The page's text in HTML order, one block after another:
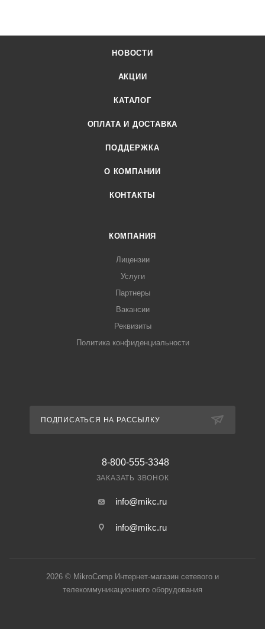
НОВОСТИ
АКЦИИ
КАТАЛОГ
ОПЛАТА И ДОСТАВКА
ПОДДЕРЖКА
О КОМПАНИИ
КОНТАКТЫ
КОМПАНИЯ
Лицензии
Услуги
Партнеры
Вакансии
Реквизиты
Политика конфиденциальности
ПОДПИСАТЬСЯ НА РАССЫЛКУ
8-800-555-3348
ЗАКАЗАТЬ ЗВОНОК
info@mikc.ru
info@mikc.ru
2026 © MikroComp Интернет-магазин сетевого и
телекоммуникационного оборудования